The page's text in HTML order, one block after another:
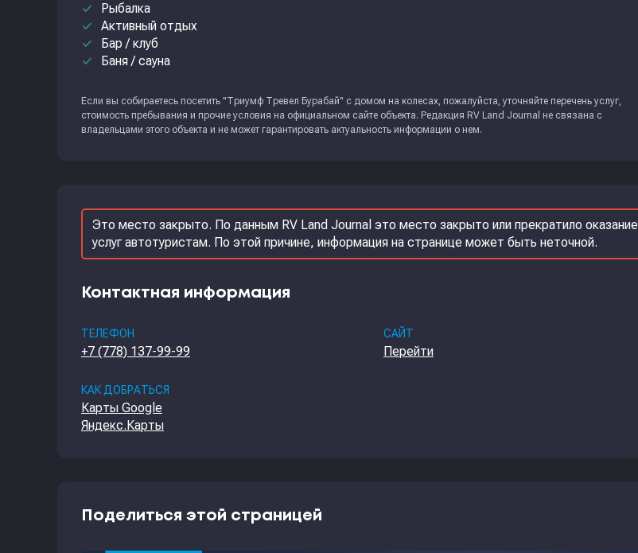
done Рыбалка
done Активный отдых
done Бар / клуб
done Баня / сауна
Если вы собираетесь посетить "Триумф Тревел Бурабай" с домом на колесах, пожалуйста, уточняйте перечень услуг,
стоимость пребывания и прочие условия на официальном сайте объекта. Редакция RV Land Journal не связана с
владельцами этого объекта и не может гарантировать актуальность информации о нем.
Это место закрыто. По данным RV Land Journal это место закрыто или прекратило оказание
услуг автотуристам. По этой причине, информация на странице может быть неточной.
Контактная информация
ТЕЛЕФОН
+7 (778) 137-99-99
САЙТ
Перейти
КАК ДОБРАТЬСЯ
Карты Google
Яндекс.Карты
Поделиться этой страницей